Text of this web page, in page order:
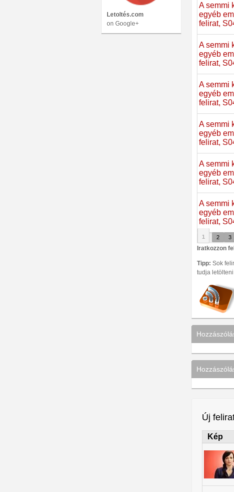
Letoltés.com
on Google+
A semmi
egyéb
felirat,
A semmi
egyéb
felirat,
A semmi
egyéb
felirat,
A semmi
egyéb
felirat,
A semmi
egyéb
felirat,
A semmi
egyéb
felirat,
1 2 3
Iratkozzon
Tipp: Sok
tudja
Új
Kép